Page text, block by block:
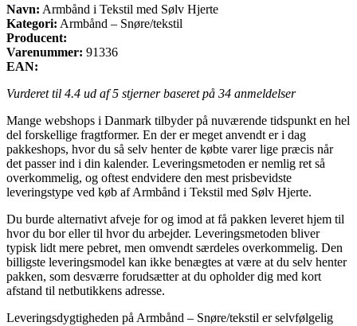
Navn: Armbånd i Tekstil med Sølv Hjerte
Kategori: Armbånd – Snøre/tekstil
Producent:
Varenummer: 91336
EAN:
Vurderet til 4.4 ud af 5 stjerner baseret på 34 anmeldelser
Mange webshops i Danmark tilbyder på nuværende tidspunkt en hel
del forskellige fragtformer. En der er meget anvendt er i dag
pakkeshops, hvor du så selv henter de købte varer lige præcis når
det passer ind i din kalender. Leveringsmetoden er nemlig ret så
overkommelig, og oftest endvidere den mest prisbevidste
leveringstype ved køb af Armbånd i Tekstil med Sølv Hjerte.
Du burde alternativt afveje for og imod at få pakken leveret hjem til
hvor du bor eller til hvor du arbejder. Leveringsmetoden bliver
typisk lidt mere pebret, men omvendt særdeles overkommelig. Den
billigste leveringsmodel kan ikke benægtes at være at du selv henter
pakken, som desværre forudsætter at du opholder dig med kort
afstand til netbutikkens adresse.
Leveringsdygtigheden på Armbånd – Snøre/tekstil er selvfølgelig